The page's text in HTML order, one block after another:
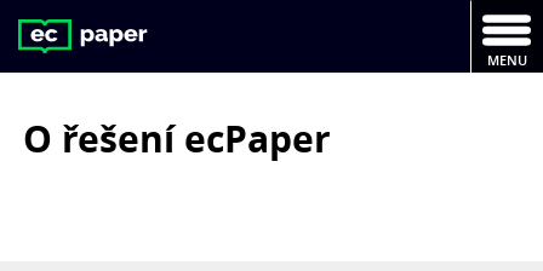
MENU
O řešení ecPaper